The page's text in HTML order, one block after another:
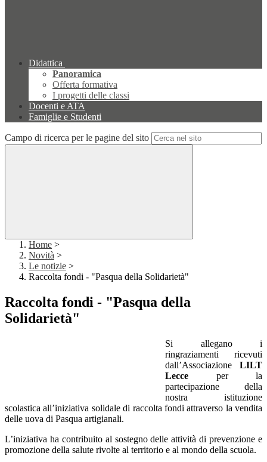
Didattica
Panoramica
Offerta formativa
I progetti delle classi
Docenti e ATA
Famiglie e Studenti
Campo di ricerca per le pagine del sito
Home >
Novità >
Le notizie >
Raccolta fondi - "Pasqua della Solidarietà"
Raccolta fondi - "Pasqua della
Solidarietà"
Si allegano i
ringraziamenti ricevuti
dall’Associazione LILT
Lecce per la
partecipazione della
nostra istituzione
scolastica all’iniziativa solidale di raccolta fondi attraverso la vendita
delle uova di Pasqua artigianali.
L’iniziativa ha contribuito al sostegno delle attività di prevenzione e
promozione della salute rivolte al territorio e al mondo della scuola.